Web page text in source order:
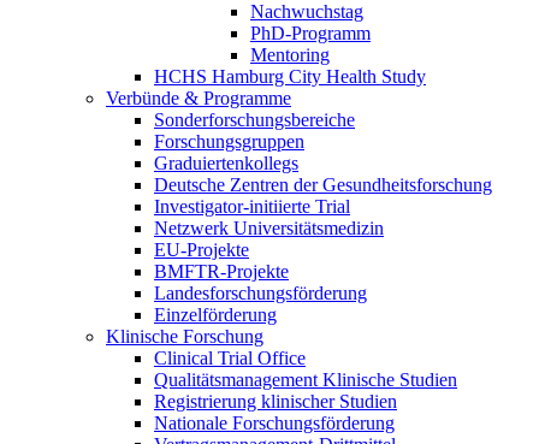
Nachwuchstag
PhD-Programm
Mentoring
HCHS Hamburg City Health Study
Verbünde & Programme
Sonderforschungsbereiche
Forschungsgruppen
Graduiertenkollegs
Deutsche Zentren der Gesundheitsforschung
Investigator-initiierte Trial
Netzwerk Universitätsmedizin
EU-Projekte
BMFTR-Projekte
Landesforschungsförderung
Einzelförderung
Klinische Forschung
Clinical Trial Office
Qualitätsmanagement Klinische Studien
Registrierung klinischer Studien
Nationale Forschungsförderung